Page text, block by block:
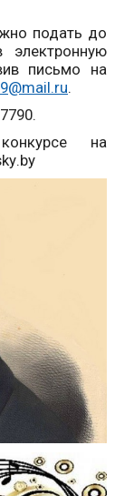
подать до
электронную
письмо на
mail.ru.
на
.by